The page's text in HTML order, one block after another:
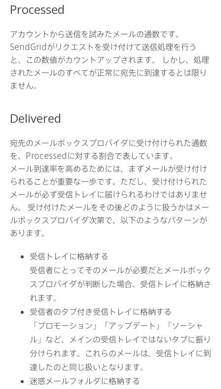
Processed
アカウントから送信を試みたメールの通数です。
SendGridがリクエストを受け付けて送信処理を行う
と、この数値がカウントアップされます。 しかし、処理
されたメールのすべてが正常に宛先に到達するとは限り
ません。
Delivered
宛先のメールボックスプロバイダに受け付けられた通数
を、Processedに対する割合で表しています。
メール到達率を高めるためには、まずメールが受け付け
られることが重要な一歩です。ただし、受け付けられた
メールが必ず受信トレイに届けられるわけではありませ
ん。 受け付けたメールをその後どのように扱うかはメー
ルボックスプロバイダ次第で、以下のようなパターンが
あります。
受信トレイに格納する
受信者にとってそのメールが必要だとメールボック
スプロバイダが判断した場合、受信トレイに格納さ
れます。
受信者のタブ付き受信トレイに格納する
「プロモーション」「アップデート」「ソーシャ
ル」など、メインの受信トレイではないタブに振り
分けられます。これらのメールは、受信トレイに到
達したのと同じ扱いとなります。
迷惑メールフォルダに格納する